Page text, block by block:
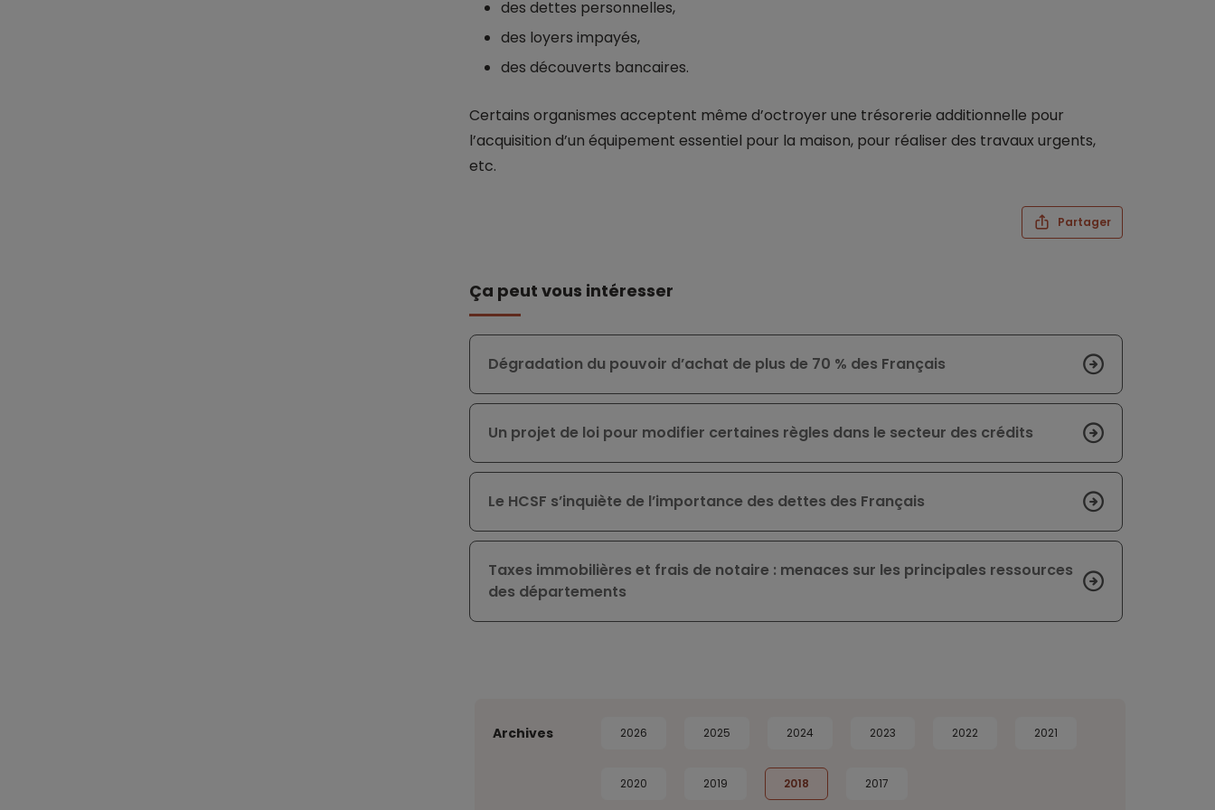
des dettes personnelles,
des loyers impayés,
des découverts bancaires.
Certains organismes acceptent même d’octroyer une trésorerie additionnelle pour
l’acquisition d’un équipement essentiel pour la maison, pour réaliser des travaux urgents,
etc.
Partager
Ça peut vous intéresser
Dégradation du pouvoir d’achat de plus de 70 % des Français
Un projet de loi pour modifier certaines règles dans le secteur des crédits
Le HCSF s’inquiète de l’importance des dettes des Français
Taxes immobilières et frais de notaire : menaces sur les principales ressources
des départements
Archives 2026 2025 2024 2023 2022 2021
2020 2019 2018 2017